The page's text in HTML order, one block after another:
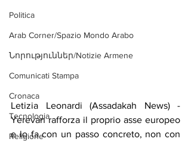
Politica
Arab Corner/Spazio Mondo Arabo
Նորություններ/Notizie Armene
Comunicati Stampa
Cronaca
Tecnologia
Religione
Letizia Leonardi (Assadakah News) -
Yerevan rafforza il proprio asse europeo
e lo fa con un passo concreto, non con